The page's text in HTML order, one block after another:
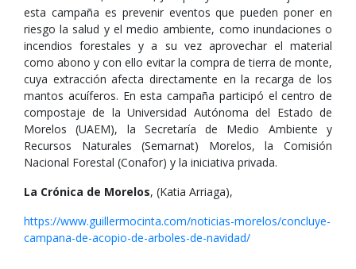
esta campaña es prevenir eventos que pueden poner en
riesgo la salud y el medio ambiente, como inundaciones o
incendios forestales y a su vez aprovechar el material
como abono y con ello evitar la compra de tierra de monte,
cuya extracción afecta directamente en la recarga de los
mantos acuíferos. En esta campaña participó el centro de
compostaje de la Universidad Autónoma del Estado de
Morelos (UAEM), la Secretaría de Medio Ambiente y
Recursos Naturales (Semarnat) Morelos, la Comisión
Nacional Forestal (Conafor) y la iniciativa privada.
La Crónica de Morelos, (Katia Arriaga),
https://www.guillermocinta.com/noticias-morelos/concluye-
campana-de-acopio-de-arboles-de-navidad/